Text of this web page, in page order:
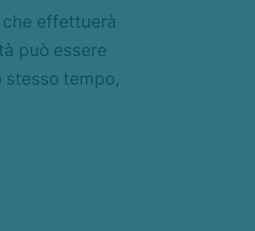
effettuerà
può essere
tempo,